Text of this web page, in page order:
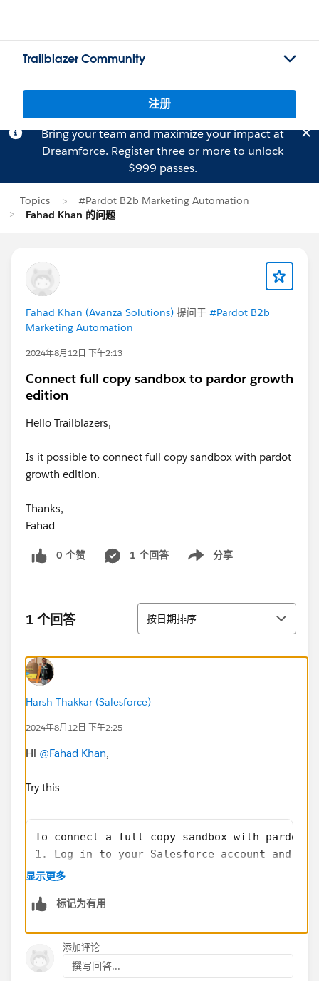
Trailblazer Community
注册
Bring your team and maximize your impact at
Dreamforce. Registerthree or more to unlock
$999 passes.
Topics
#Pardot B2b Marketing Automation
Fahad Khan 的问题
Fahad Khan (Avanza Solutions) 提问于 #Pardot B2b
Marketing Automation
2024年8月12日 下午2:13
Connect full copy sandbox to pardor growth
edition
Hello Trailblazers,
Is it possible to connect full copy sandbox with pardot
growth edition.
Thanks,
Fahad
0 个赞 1 个回答 分享
Show menu
1 个回答 排序
按日期排序
Harsh Thakkar (Salesforce)
2024年8月12日 下午2:25
Hi @Fahad Khan,
Try this
To connect a full copy sandbox with pardot
1. Log in to your Salesforce account and
2. In the Quick Find search bar, type in
4. Select the Full Copy option for the
6. Once the sandbox is created, go back to
7. Select the sandbox you created from
8. Follow the on-screen instructions to
显示更多
标记为有用
添加评论
撰写回答...